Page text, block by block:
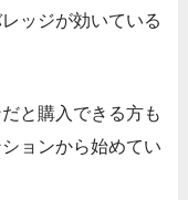
ッジが効いている
と購入できる方も
ョンから始めてい